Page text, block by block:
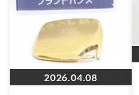
2026.04.08